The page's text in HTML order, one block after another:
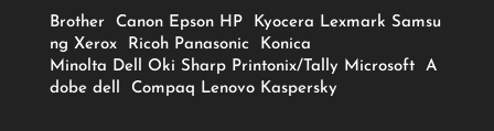
Brother Canon Epson HP Kyocera Lexmark Samsu
ng Xerox Ricoh Panasonic
Konica
Minolta Dell Oki Sharp Printonix/Tally Microsoft
A
dobe dell Compaq Lenovo Kaspersky